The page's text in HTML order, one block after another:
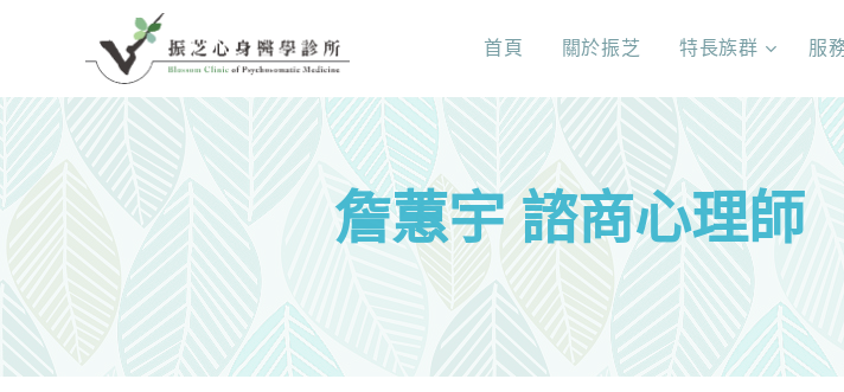
首頁 關於振芝 特長族群 服
詹蕙宇 諮商心理師